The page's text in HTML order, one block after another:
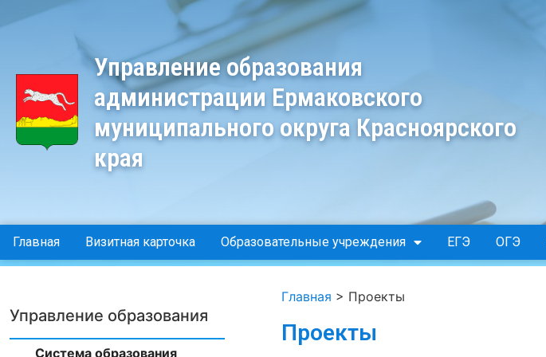
Управление образования
администрации Ермаковского
муниципального округа Красноярского
края
Главная Визитная карточка Образовательные учреждения ЕГЭ ОГЭ
Управление образования
Система образования
Главная > Проекты
Проекты